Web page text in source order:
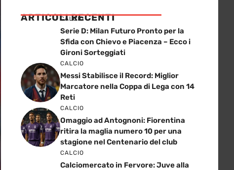
ARTICOLI RECENTI
CALCIO
Serie D: Milan Futuro Pronto per la
Sfida con Chievo e Piacenza – Ecco i
Gironi Sorteggiati
CALCIO
Messi Stabilisce il Record: Miglior
Marcatore nella Coppa di Lega con 14
Reti
CALCIO
Omaggio ad Antognoni: Fiorentina
ritira la maglia numero 10 per una
stagione nel Centenario del club
CALCIO
Calciomercato in Fervore: Juve alla